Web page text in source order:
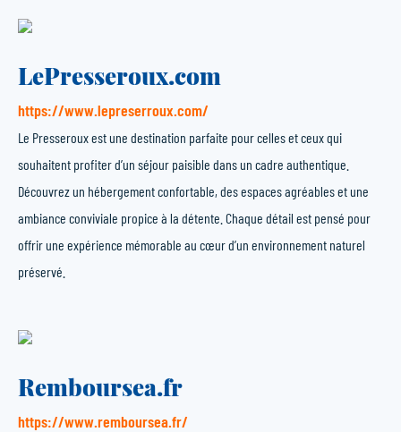
LePresseroux.com
https://www.lepreserroux.com/
Le Presseroux est une destination parfaite pour celles et ceux qui
souhaitent profiter d’un séjour paisible dans un cadre authentique.
Découvrez un hébergement confortable, des espaces agréables et une
ambiance conviviale propice à la détente. Chaque détail est pensé pour
offrir une expérience mémorable au cœur d’un environnement naturel
préservé.
Remboursea.fr
https://www.remboursea.fr/